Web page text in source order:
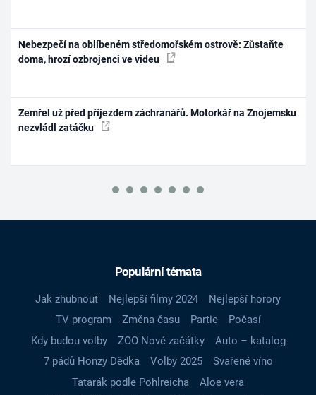
Nebezpečí na oblíbeném středomořském ostrově: Zůstaňte
doma, hrozí ozbrojenci ve videu
Zemřel už před příjezdem záchranářů. Motorkář na Znojemsku
nezvládl zatáčku
Populární témata
Jak zhubnout Nejlepší filmy 2024
Nejlepší horory
TV program
Změna času Partie
Počasí
Kdy budou volby
ZOO Nové začátky
Auto – katalog
7 pádů Honzy Dědka
Volby 2025
Svařené víno
Tatarák podle Pohlreicha
Aloe vera